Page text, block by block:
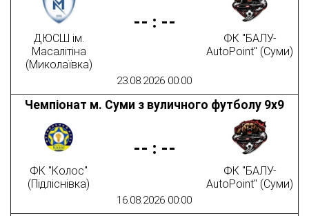
23.08.2026 00:00
ДЮСШ ім.
Масалітіна
(Миколаївка)
-- : --
ФК "БАЛУ-
AutoPoint" (Суми)
16.08.2026 00:00
Чемпіонат м. Суми з вуличного футболу 9х9
ФК "Колос"
(Підліснівка)
-- : --
ФК "БАЛУ-
AutoPoint" (Суми)